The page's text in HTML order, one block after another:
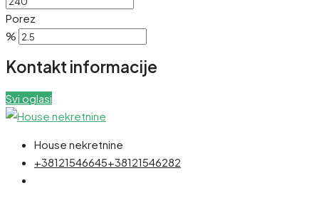
Porez
%
Kontakt informacije
Svi oglasi
House nekretnine
+38121546645+38121546282